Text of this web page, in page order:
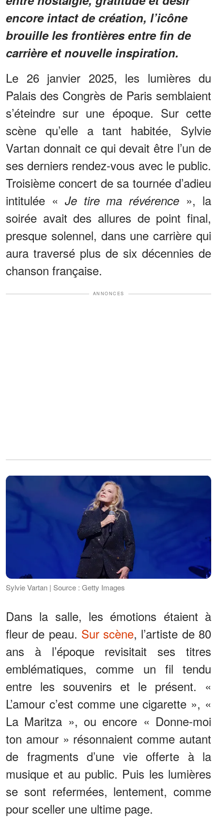
encore intact de création, l’icône
brouille les frontières entre fin de
carrière et nouvelle inspiration.
Le 26 janvier 2025, les lumières du
Palais des Congrès de Paris semblaient
s’éteindre sur une époque. Sur cette
scène qu’elle a tant habitée, Sylvie
Vartan donnait ce qui devait être l’un de
ses derniers rendez-vous avec le public.
Troisième concert de sa tournée d’adieu
intitulée « Je tire ma révérence », la
soirée avait des allures de point final,
presque solennel, dans une carrière qui
aura traversé plus de six décennies de
chanson française.
ANNONCES
Sylvie Vartan | Source : Getty Images
Dans la salle, les émotions étaient à
fleur de peau. Sur scène, l’artiste de 80
ans à l’époque revisitait ses titres
emblématiques, comme un fil tendu
entre les souvenirs et le présent. «
L’amour c’est comme une cigarette », «
La Maritza », ou encore « Donne-moi
ton amour » résonnaient comme autant
de fragments d’une vie offerte à la
musique et au public. Puis les lumières
se sont refermées, lentement, comme
pour sceller une ultime page.